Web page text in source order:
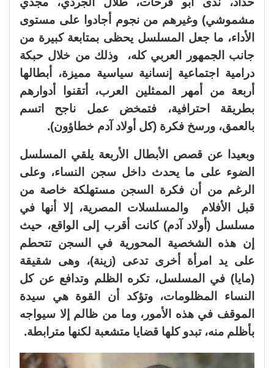
مشموشي) وغيرهم من نجوم أجادوا على مستوى
الأداء، ما جعل المسلسل يحظى بمتابعة كبيرة من
جانب الجمهور العربي كله، وذلك من خلال حبكة
درامية اجتماعية إنسانية سياسية مميزة، أبطالها
أربعة من أمهر الممثلين العرب، أتقنوا أدوارهم
بطريقة احترافية، فتمخض عمل ناجح اتسم
بالعمق، ورسخ فكرة (كل أولاد آدم خطاؤون).
وبعيدا عن قصص الأبطال الأربعة يلقي المسلسل
الضوء على ما يحدث داخل سجن النساء، وعلى
الرغم من أن فكرة السجن مستهلكة خاصة من
قبل الأفلام والمسلسلات المصرية، إلا أنها في
مسلسل (أولاد آدم) كانت أقرب إلى الواقع، حيث
إن هذه الشخصية المحورية في السجن تتحطم
على يد امرأة أخرى تدعى (زينة)، وهى شقيقة
(مايا) في المسلسل، تكره الظلم وتدافع عن كل
النساء المظلومات، وتؤكد أن القوة هي سيدة
الموقف في هذه الأمور، وما من ظالم إلا سيواجه
بأظلم منه، تبدو كلها قضايا متشعبة لكنها مترابطة.